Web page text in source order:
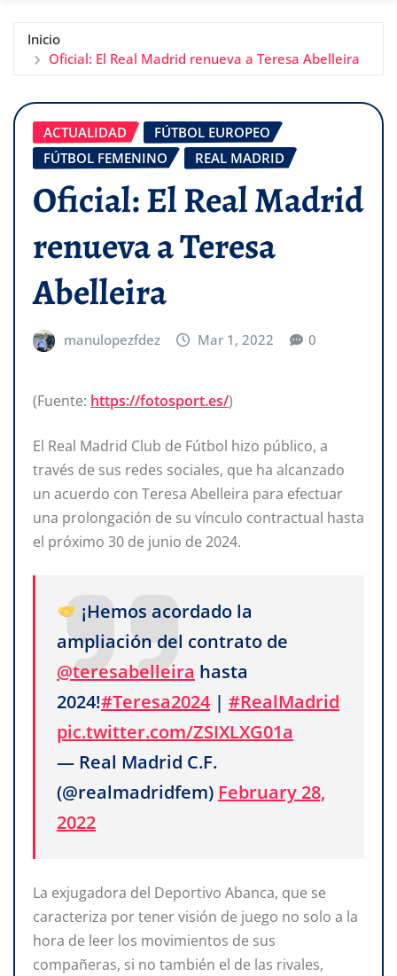
Inicio
Oficial: El Real Madrid renueva a Teresa Abelleira
ACTUALIDAD
FÚTBOL EUROPEO
FÚTBOL FEMENINO
REAL MADRID
Oficial: El Real Madrid
renueva a Teresa
Abelleira
manulopezfdez Mar 1, 2022 0
(Fuente: https://fotosport.es/)
El Real Madrid Club de Fútbol hizo público, a
través de sus redes sociales, que ha alcanzado
un acuerdo con Teresa Abelleira para efectuar
una prolongación de su vínculo contractual hasta
el próximo 30 de junio de 2024.
¡Hemos acordado la
ampliación del contrato de
@teresabelleira hasta
2024!#Teresa2024 | #RealMadrid
pic.twitter.com/ZSIXLXG01a
— Real Madrid C.F.
(@realmadridfem) February 28,
2022
La exjugadora del Deportivo Abanca, que se
caracteriza por tener visión de juego no solo a la
hora de leer los movimientos de sus
compañeras, si no también el de las rivales,